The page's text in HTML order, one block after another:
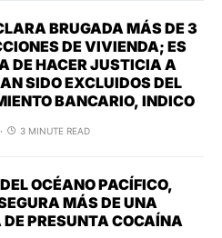
BRUGADA MÁS DE 3
DE VIVIENDA; ES
DE HACER JUSTICIA A
SIDO EXCLUIDOS DEL
BANCARIO, INDICO
3 MINUTE READ
OCÉANO PACÍFICO,
MÁS DE UNA
PRESUNTA COCAÍNA